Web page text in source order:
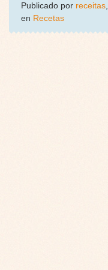
Publicado por receitas
en Recetas